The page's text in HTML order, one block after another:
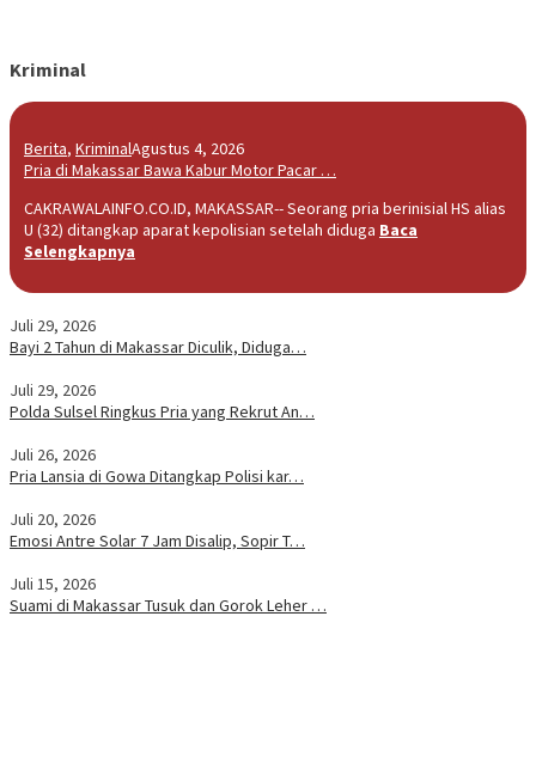
Kriminal
Berita, KriminalAgustus 4, 2026
Pria di Makassar Bawa Kabur Motor Pacar …
CAKRAWALAINFO.CO.ID, MAKASSAR-- Seorang pria berinisial HS alias
U (32) ditangkap aparat kepolisian setelah diduga Baca
Selengkapnya
Juli 29, 2026
Bayi 2 Tahun di Makassar Diculik, Diduga…
Juli 29, 2026
Polda Sulsel Ringkus Pria yang Rekrut An…
Juli 26, 2026
Pria Lansia di Gowa Ditangkap Polisi kar…
Juli 20, 2026
Emosi Antre Solar 7 Jam Disalip, Sopir T…
Juli 15, 2026
Suami di Makassar Tusuk dan Gorok Leher …